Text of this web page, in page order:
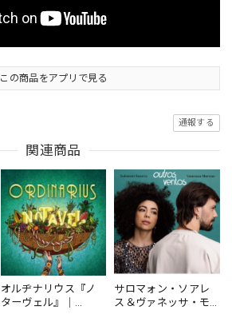
この商品をアプリで見る
通報する
関連商品
オルヂナリウス『ノ
ターヴェル』｜
サロマォン・ソアレ
ス＆ヴァネッサ・モ